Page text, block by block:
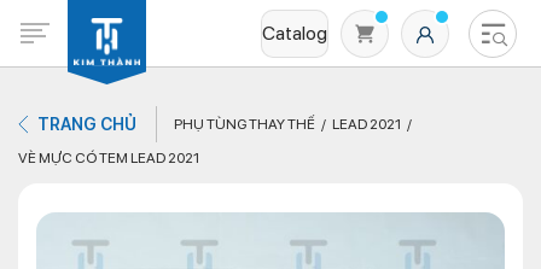
Catalog
TRANG CHỦ PHỤ TÙNG THAY THẾ
LEAD 2021
VÈ MỰC CÓ TEM LEAD 2021